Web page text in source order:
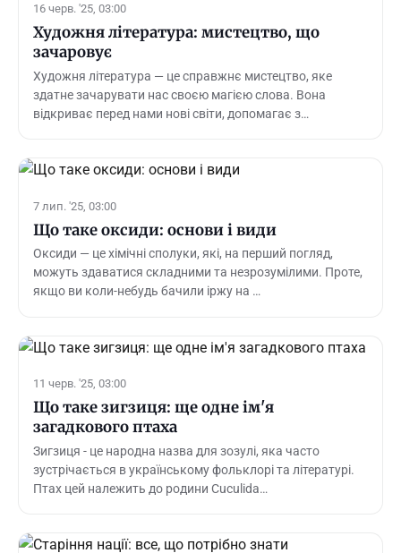
16 черв. '25, 03:00
Художня література: мистецтво, що
зачаровує
Художня література — це справжнє мистецтво, яке
здатне зачарувати нас своєю магією слова. Вона
відкриває перед нами нові світи, допомагає з…
7 лип. '25, 03:00
Що таке оксиди: основи і види
Оксиди — це хімічні сполуки, які, на перший погляд,
можуть здаватися складними та незрозумілими. Проте,
якщо ви коли-небудь бачили іржу на …
11 черв. '25, 03:00
Що таке зигзиця: ще одне ім'я
загадкового птаха
Зигзиця - це народна назва для зозулі, яка часто
зустрічається в українському фольклорі та літературі.
Птах цей належить до родини Cuculida…